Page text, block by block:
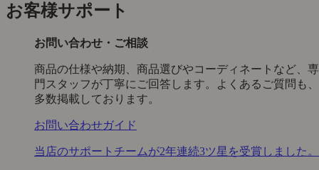
お客様サポート
お問い合わせ・ご相談
商品の仕様や納期、商品選びやコーディネートなど、専
門スタッフが丁寧にご回答します。よくあるご質問も、
多数掲載しております。
お問い合わせガイド
当店のサポートチームが2年連続3ツ星を受賞しました。